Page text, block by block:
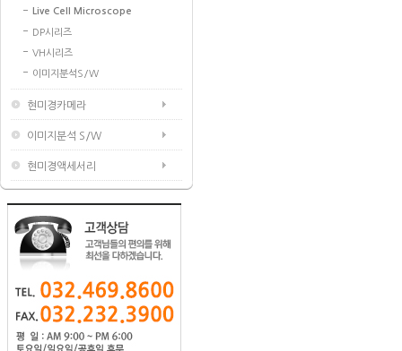
Live Cell Microscope
DP시리즈
VH시리즈
이미지분석S/W
현미경카메라
이미지분석 S/W
현미경액세서리